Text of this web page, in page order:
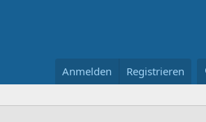
Anmelden Registrieren